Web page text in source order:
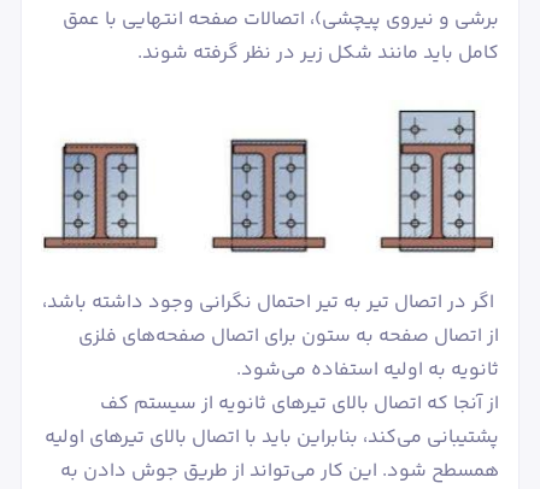
برشی و نیروی پیچشی)، اتصالات صفحه انتهایی با عمق
کامل باید مانند شکل زیر در نظر گرفته شوند.
اگر در اتصال تیر به تیر احتمال نگرانی وجود داشته باشد،
از اتصال صفحه به ستون برای اتصال صفحه‌های فلزی
ثانویه به اولیه استفاده می‌شود.
از آنجا که اتصال بالای تیرهای ثانویه از سیستم کف
پشتیبانی می‌کند، بنابراین باید با اتصال بالای تیرهای اولیه
همسطح شود. این کار می‌تواند از طریق جوش دادن به